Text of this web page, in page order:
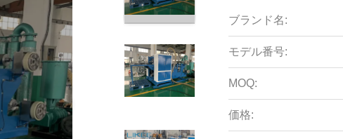
ブランド名:
モデル番号:
MOQ:
価格: